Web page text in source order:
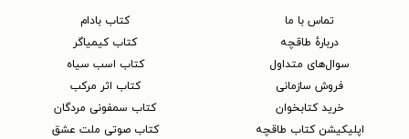
تماس با ما
دربارهٔ طاقچه
سوال‌های متداول
فروش سازمانی
خرید کتابخوان
اپلیکیشن کتاب طاقچه
کتاب بادام
کتاب کیمیاگر
کتاب اسب سیاه
کتاب اثر مرکب
کتاب سمفونی مردگان
کتاب صوتی ملت عشق